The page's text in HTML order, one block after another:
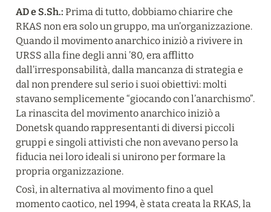
AD e S.Sh.: Prima di tutto, dobbiamo chiarire che
RKAS non era solo un gruppo, ma un’organizzazione.
Quando il movimento anarchico iniziò a rivivere in
URSS alla fine degli anni ’80, era afflitto
dall’irresponsabilità, dalla mancanza di strategia e
dal non prendere sul serio i suoi obiettivi: molti
stavano semplicemente “giocando con l’anarchismo”.
La rinascita del movimento anarchico iniziò a
Donetsk quando rappresentanti di diversi piccoli
gruppi e singoli attivisti che non avevano perso la
fiducia nei loro ideali si unirono per formare la
propria organizzazione.
Così, in alternativa al movimento fino a quel
momento caotico, nel 1994, è stata creata la RKAS, la